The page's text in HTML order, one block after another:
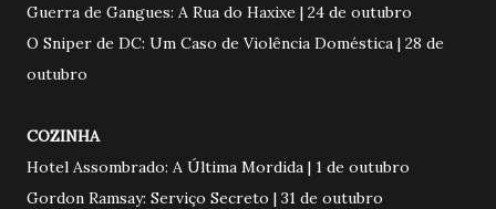
Guerra de Gangues: A Rua do Haxixe | 24 de outubro
O Sniper de DC: Um Caso de Violência Doméstica | 28 de
outubro
COZINHA
Hotel Assombrado: A Última Mordida | 1 de outubro
Gordon Ramsay: Serviço Secreto | 31 de outubro